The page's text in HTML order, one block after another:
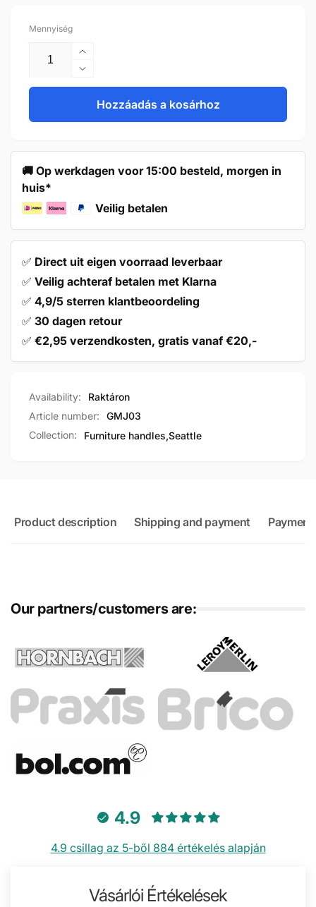
Mennyiség
Handle
128mm/160mm
Aluminum
Black
Handle
128mm/160mm
Aluminum
Black
Seattle
mennyiségének
csökkentése
Hozzáadás a kosárhoz
🚚 Op werkdagen voor 15:00 besteld, morgen in
huis*
Veilig betalen
✅ Direct uit eigen voorraad leverbaar
✅ Veilig achteraf betalen met Klarna
✅ 4,9/5 sterren klantbeoordeling
✅ 30 dagen retour
✅ €2,95 verzendkosten, gratis vanaf €20,-
Availability:
Raktáron
Article number:
GMJ03
Collection:
Furniture handles,Seattle
Product description Shipping and payment
Our partners/customers are:
4.9
4.9 csillag az 5-ből 884 értékelés alapján
Vásárlói Értékelések